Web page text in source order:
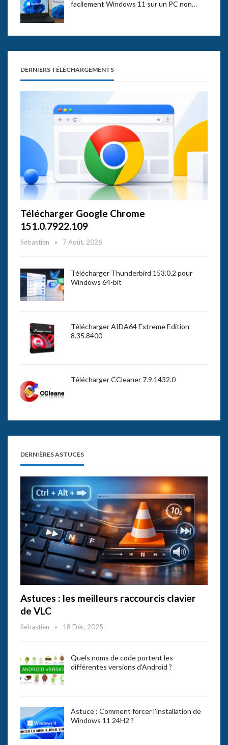
facilement Windows 11 sur un PC non…
DERNIERS TÉLÉCHARGEMENTS
Télécharger Google Chrome
151.0.7922.109
Sebastien 7 Août, 2026
Télécharger Thunderbird 153.0.2 pour
Windows 64-bit
Télécharger AIDA64 Extreme Edition
8.35.8400
Télécharger CCleaner 7.9.1432.0
DERNIÈRES ASTUCES
Astuces : les meilleurs raccourcis clavier
de VLC
Sebastien 18 Déc, 2025
Quels noms de code portent les
différentes versions d’Android ?
Astuce : Comment forcer l’installation de
Windows 11 24H2 ?